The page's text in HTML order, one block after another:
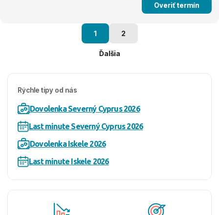
Overiť termín
1 2
Ďalšia
Rýchle tipy od nás
Dovolenka Severný Cyprus 2026
Last minute Severný Cyprus 2026
Dovolenka Iskele 2026
Last minute Iskele 2026